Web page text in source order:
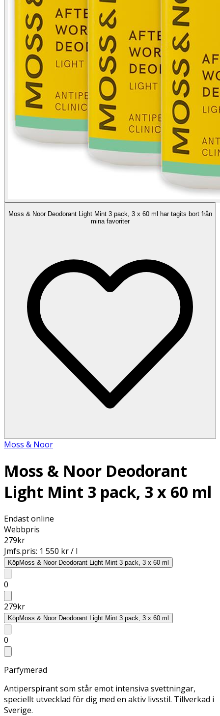
Moss & Noor Deodorant Light Mint 3 pack, 3 x 60 ml har tagits bort från
mina favoriter
Moss & Noor
Moss & Noor Deodorant
Light Mint 3 pack, 3 x 60 ml
Endast online
Webbpris
279kr
Jmfs.pris: 1 550 kr / l
KöpMoss & Noor Deodorant Light Mint 3 pack, 3 x 60 ml
0
279kr
KöpMoss & Noor Deodorant Light Mint 3 pack, 3 x 60 ml
0
Parfymerad
Antiperspirant som står emot intensiva svettningar,
speciellt utvecklad för dig med en aktiv livsstil. Tillverkad i
Sverige.